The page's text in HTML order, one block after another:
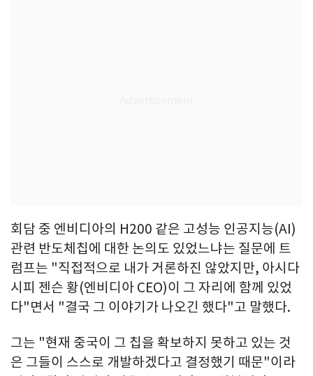
회담 중 엔비디아의 H200 같은 고성능 인공지능(AI)
관련 반도체칩에 대한 논의도 있었느냐는 질문에 트
럼프는 "직접적으로 내가 거론하진 않았지만, 아시다
시피 젠슨 황(엔비디아 CEO)이 그 자리에 함께 있었
다"면서 "결국 그 이야기가 나오긴 했다"고 말했다.
그는 "현재 중국이 그 칩을 확보하지 못하고 있는 것
은 그들이 스스로 개발하겠다고 결정했기 때문"이라